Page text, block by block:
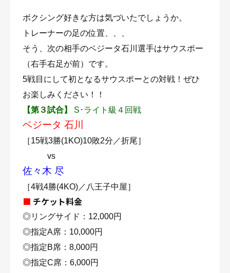
ボクシング好きな方は気づいたでしょうか。
トレーナーの足の位置、、、
そう、次の相手のベジータ石川選手はサウスポー
（右手右足が前）です。
5戦目にして初となるサウスポーとの対戦！ぜひ
お楽しみください！！
【第３試合】 S･ライト級４回戦
ベジータ 石川
［15戦3勝(1KO)10敗2分／折尾］
vs
佐々木 尽
［4戦4勝(4KO)／八王子中屋］
■ チケット料金
◎リングサイド：12,000円
◎指定A席：10,000円
◎指定B席：8,000円
◎指定C席：6,000円